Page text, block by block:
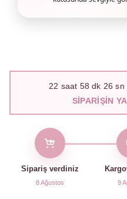
22 saat 58 dk 25 sn
SIPARIŞIN
Sipariş verdiniz
8 Ağustos 9